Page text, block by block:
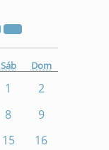
Sáb Dom
1
2
8
9
15
16